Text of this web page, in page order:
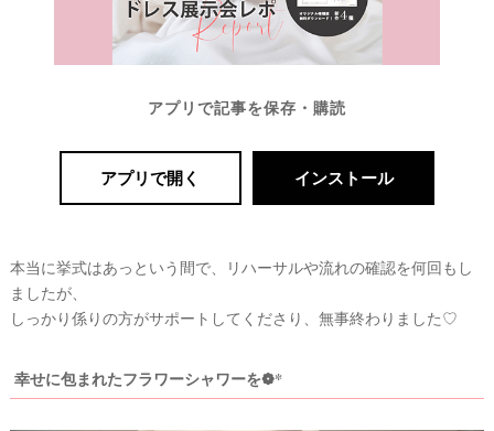
アプリで記事を保存・購読
アプリで開く インストール
本当に挙式はあっという間で、リハーサルや流れの確認を何回もし
ましたが、
しっかり係りの方がサポートしてくださり、無事終わりました♡
幸せに包まれたフラワーシャワーを❁*